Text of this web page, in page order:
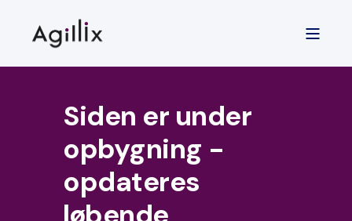
Siden er under
opbygning -
opdateres